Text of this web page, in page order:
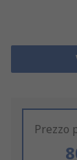
Prezzo